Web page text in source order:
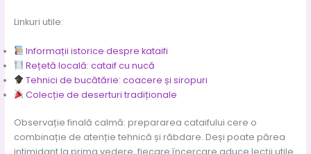
Linkuri utile:
Informații istorice despre kataifi
Rețetă locală: cataif cu nucă
Tehnici de bucătărie: coacere și siropuri
Colecție de deserturi tradiționale
Observație finală calmă: prepararea cataifului cere o
combinație de atenție tehnică și răbdare. Deși poate părea
intimidant la prima vedere, fiecare încercare aduce lecții utile.